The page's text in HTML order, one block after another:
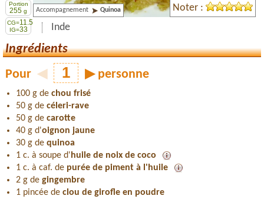
Portion
255 g
CG=11.5
IG=33
Accompagnement Quinoa
Inde
Noter :
Ingrédients
Pour ◀ ▶ personne
100 g de chou frisé
50 g de céleri-rave
50 g de carotte
40 g d'oignon jaune
30 g de quinoa
1 c. à soupe d' huile de noix de coco
1 c. à caf. de purée de piment à l'huile
2 g de gingembre
1 pincée de clou de girofle en poudre